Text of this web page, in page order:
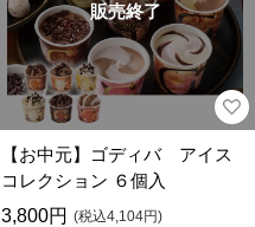
販売終了
【お中元】ゴディバ アイス
コレクション ６個入
3,800円 (税込4,104円)